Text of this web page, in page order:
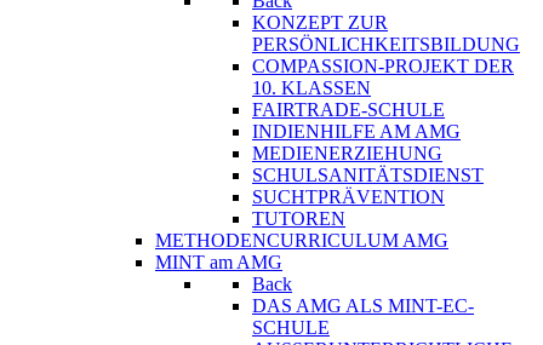
KONZEPT ZUR
PERSÖNLICHKEITSBILDUNG
COMPASSION-PROJEKT DER
10. KLASSEN
FAIRTRADE-SCHULE
INDIENHILFE AM AMG
MEDIENERZIEHUNG
SCHULSANITÄTSDIENST
SUCHTPRÄVENTION
TUTOREN
METHODENCURRICULUM AMG
MINT am AMG
Back
DAS AMG ALS MINT-EC-
SCHULE